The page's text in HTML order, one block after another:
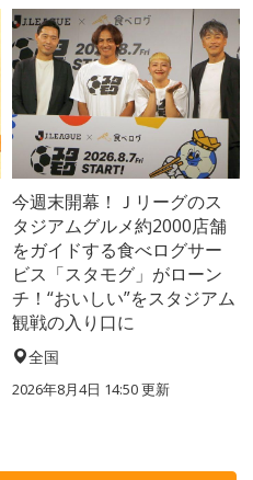
今週末開幕！Ｊリーグのス
タジアムグルメ約2000店舗
をガイドする食べログサー
ビス「スタモグ」がローン
チ！“おいしい”をスタジアム
観戦の入り口に
全国
2026年8月4日 14:50更新